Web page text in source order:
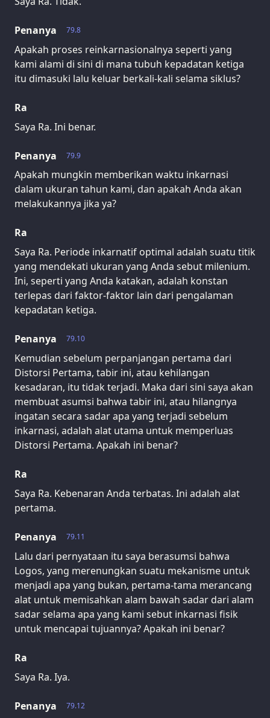
79.8
Penanya
Apakah proses reinkarnasionalnya seperti yang
kami alami di sini di mana tubuh kepadatan ketiga
itu dimasuki lalu keluar berkali-kali selama siklus?
Ra
Saya Ra. Ini benar.
79.9
Penanya
Apakah mungkin memberikan waktu inkarnasi
dalam ukuran tahun kami, dan apakah Anda akan
melakukannya jika ya?
Ra
Saya Ra. Periode inkarnatif optimal adalah suatu titik
yang mendekati ukuran yang Anda sebut milenium.
Ini, seperti yang Anda katakan, adalah konstan
terlepas dari faktor-faktor lain dari pengalaman
kepadatan ketiga.
79.10
Penanya
Kemudian sebelum perpanjangan pertama dari
Distorsi Pertama, tabir ini, atau kehilangan
kesadaran, itu tidak terjadi. Maka dari sini saya akan
membuat asumsi bahwa tabir ini, atau hilangnya
ingatan secara sadar apa yang terjadi sebelum
inkarnasi, adalah alat utama untuk memperluas
Distorsi Pertama. Apakah ini benar?
Ra
Saya Ra. Kebenaran Anda terbatas. Ini adalah alat
pertama.
79.11
Penanya
Lalu dari pernyataan itu saya berasumsi bahwa
Logos, yang merenungkan suatu mekanisme untuk
menjadi apa yang bukan, pertama-tama merancang
alat untuk memisahkan alam bawah sadar dari alam
sadar selama apa yang kami sebut inkarnasi fisik
untuk mencapai tujuannya? Apakah ini benar?
Ra
Saya Ra. Iya.
79.12
Penanya